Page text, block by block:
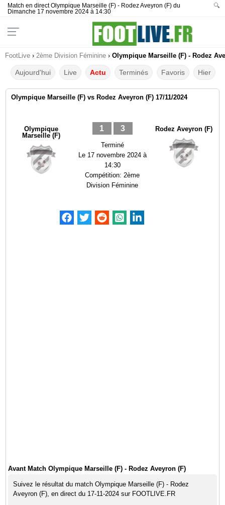
Match en direct Olympique Marseille (F) - Rodez Aveyron (F) du
Dimanche 17 novembre 2024 à 14:30
🔍
FootLive › 2ème Division Féminine › Olympique Marseille (F) - Rodez
Aujourd'hui Live Actu Terminés Favoris Hier
Olympique Marseille (F) vs Rodez Aveyron (F) 17/11/2024
Olympique
Marseille (F)
1 3
Terminé
Le 17 novembre 2024 à
14:30
Compétition:2ème
Division Féminine
Rodez Aveyron (F)
Avant Match Olympique Marseille (F) - Rodez Aveyron (F)
Suivez le résultat du match Olympique Marseille (F) - Rodez
Aveyron (F), en direct du 17-11-2024 sur FOOTLIVE.FR